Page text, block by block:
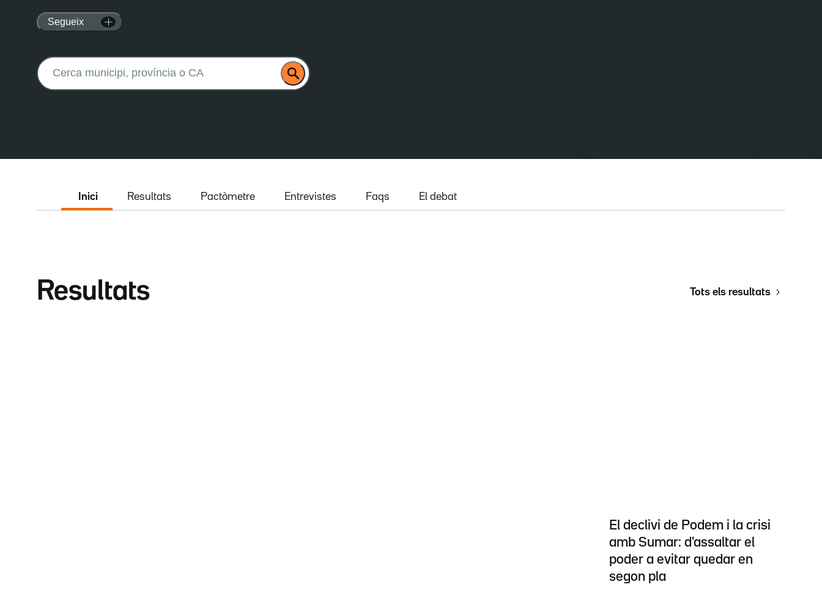
Segueix
Buscar:
Inici Resultats Pactòmetre Entrevistes Faqs El debat
Resultats Tots els resultats
El declivi de Podem i la crisi
amb Sumar: d'assaltar el
poder a evitar quedar en
segon pla